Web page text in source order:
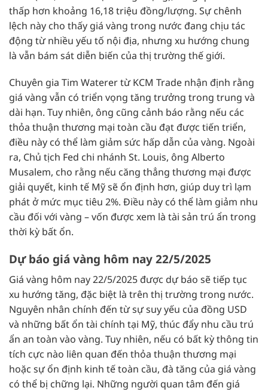
thấp hơn khoảng 16,18 triệu đồng/lượng. Sự chênh
lệch này cho thấy giá vàng trong nước đang chịu tác
động từ nhiều yếu tố nội địa, nhưng xu hướng chung
là vẫn bám sát diễn biến của thị trường thế giới.
Chuyên gia Tim Waterer từ KCM Trade nhận định rằng
giá vàng vẫn có triển vọng tăng trưởng trong trung và
dài hạn. Tuy nhiên, ông cũng cảnh báo rằng nếu các
thỏa thuận thương mại toàn cầu đạt được tiến triển,
điều này có thể làm giảm sức hấp dẫn của vàng. Ngoài
ra, Chủ tịch Fed chi nhánh St. Louis, ông Alberto
Musalem, cho rằng nếu căng thẳng thương mại được
giải quyết, kinh tế Mỹ sẽ ổn định hơn, giúp duy trì lạm
phát ở mức mục tiêu 2%. Điều này có thể làm giảm nhu
cầu đối với vàng – vốn được xem là tài sản trú ẩn trong
thời kỳ bất ổn.
Dự báo giá vàng hôm nay 22/5/2025
Giá vàng hôm nay 22/5/2025 được dự báo sẽ tiếp tục
xu hướng tăng, đặc biệt là trên thị trường trong nước.
Nguyên nhân chính đến từ sự suy yếu của đồng USD
và những bất ổn tài chính tại Mỹ, thúc đẩy nhu cầu trú
ẩn an toàn vào vàng. Tuy nhiên, nếu có bất kỳ thông tin
tích cực nào liên quan đến thỏa thuận thương mại
hoặc sự ổn định kinh tế toàn cầu, đà tăng của giá vàng
có thể bị chững lại. Những người quan tâm đến giá